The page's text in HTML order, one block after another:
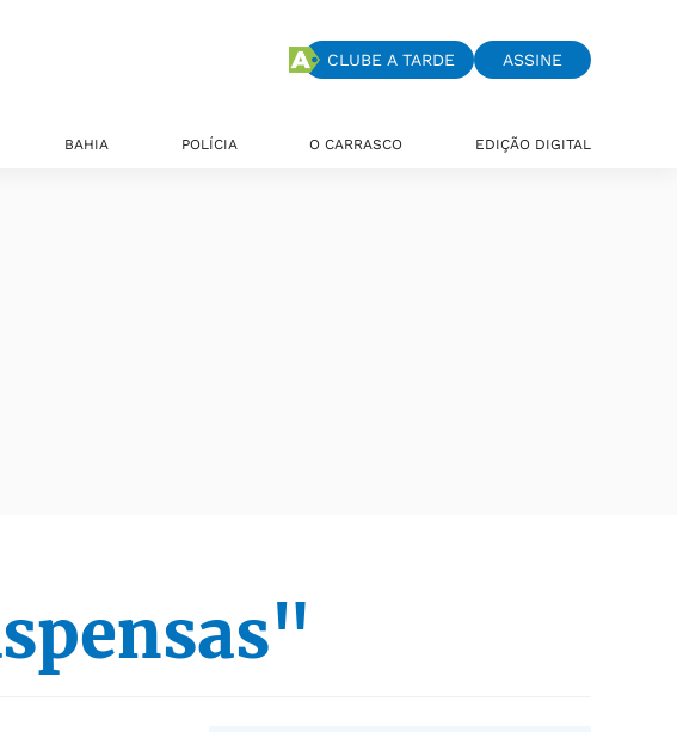
CLUBE A TARDE ASSINE
BAHIA POLÍCIA O CARRASCO EDIÇÃO DIGITAL